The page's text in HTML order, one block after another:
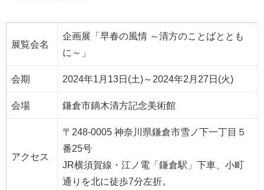
展覧会名
企画展「早春の風情 ～清方のことばととも
に～」
会期 2024年1月13日(土)～2024年2月27日(火)
会場 鎌倉市鏑木清方記念美術館
アクセス
〒248-0005 神奈川県鎌倉市雪ノ下一丁目５
番25号
JR横須賀線・江ノ電「鎌倉駅」下車、小町
通りを北に徒歩7分左折。